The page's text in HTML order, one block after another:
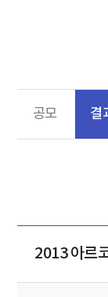
공모 결
2013 아르